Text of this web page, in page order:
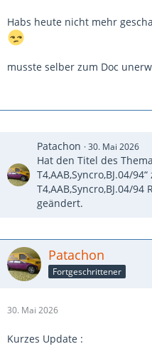
Habs heute nicht mehr
musste selber zum Doc
Patachon 30. Mai 2026
Hat den Titel des
T4,AAB,Syncro,BJ.04/
T4,AAB,Syncro,BJ.04/
geändert.
Patachon
Fortgeschrittener
30. Mai 2026
Kurzes Update :